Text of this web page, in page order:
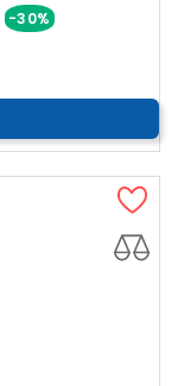
-30% Prix